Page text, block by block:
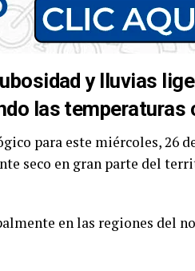
y lluvias
las temperaturas
para este miércoles, 26
seco en gran parte del
en las regiones del